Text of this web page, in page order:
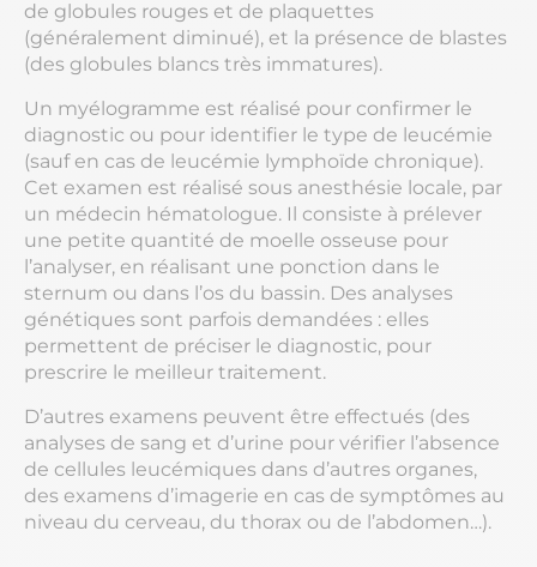
de globules rouges et de plaquettes
(généralement diminué), et la présence de blastes
(des globules blancs très immatures).
Un myélogramme est réalisé pour confirmer le
diagnostic ou pour identifier le type de leucémie
(sauf en cas de leucémie lymphoïde chronique).
Cet examen est réalisé sous anesthésie locale, par
un médecin hématologue. Il consiste à prélever
une petite quantité de moelle osseuse pour
l’analyser, en réalisant une ponction dans le
sternum ou dans l’os du bassin. Des analyses
génétiques sont parfois demandées : elles
permettent de préciser le diagnostic, pour
prescrire le meilleur traitement.
D’autres examens peuvent être effectués (des
analyses de sang et d’urine pour vérifier l’absence
de cellules leucémiques dans d’autres organes,
des examens d’imagerie en cas de symptômes au
niveau du cerveau, du thorax ou de l’abdomen…).